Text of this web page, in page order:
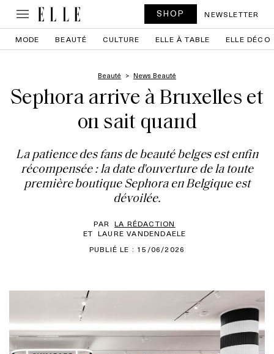
SHOP NEWSLETTER
MODE BEAUTÉ CULTURE ELLE À TABLE ELLE DÉCO
Beauté News Beauté
Sephora arrive à Bruxelles et
on sait quand
La patience des fans de beauté belges est enfin
récompensée : la date d'ouverture de la toute
première boutique Sephora en Belgique est
dévoilée.
PAR LA RÉDACTION
ET LAURE VANDENDAELE
PUBLIÉ LE : 15/06/2026